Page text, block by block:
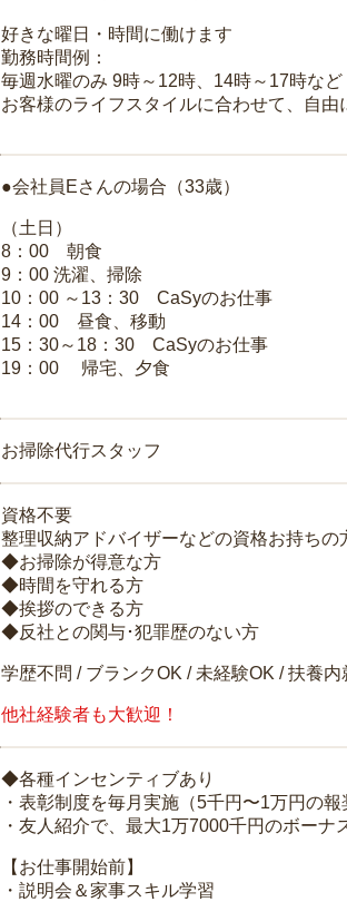
好きな曜日・時間に働けます
勤務時間例：
毎週水曜のみ 9時～12時、14時～17時など
お客様のライフスタイルに合わせて、自由
●会社員Eさんの場合（33歳）
（土日）
8：00 朝食
9：00 洗濯、掃除
10：00 ～13：30 CaSyのお仕事
14：00 昼食、移動
15：30～18：30 CaSyのお仕事
19：00 帰宅、夕食
お掃除代行スタッフ
資格不要
整理収納アドバイザーなどの資格お持ちの
◆お掃除が得意な方
◆時間を守れる方
◆挨拶のできる方
◆反社との関与･犯罪歴のない方
学歴不問 / ブランクOK / 未経験OK / 扶養
他社経験者も大歓迎！
◆各種インセンティブあり
・表彰制度を毎月実施（5千円〜1万円の報
・友人紹介で、最大1万7000千円のボーナ
【お仕事開始前】
・説明会＆家事スキル学習